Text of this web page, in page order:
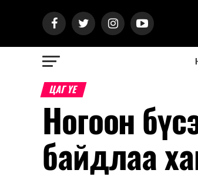
ЦАГ ҮЕ
Ногоон
байдлаа